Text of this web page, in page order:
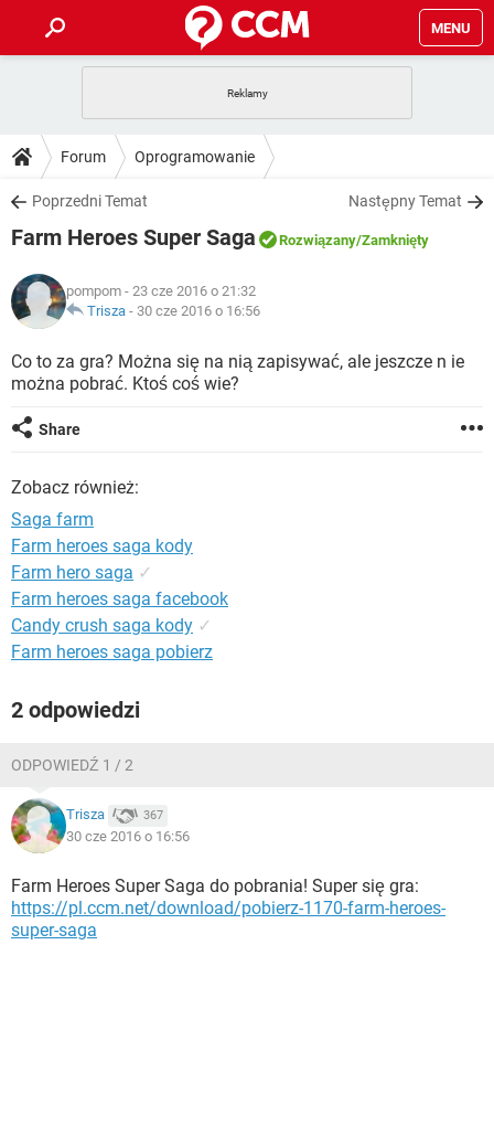
MENU
GRY WHATSAPP
SPOTIFY
INSTAGRAM FACEBOOK
WINDOWS 10
PORADY
PlayStation TIKTOK
INSTAGRAM
WINDOWS 10
DO POBRANIA
ANDROID TIKTOK
GRY
IOS
FACEBOOK
WINDOWS 10
COVID-19
GRY
SPOTIFY NETFLIX
ARTYKUŁY
TIKTOK
GRY
SPOTIFY
Forum Oprogramowanie
Poprzedni Temat Następny Temat
Farm Heroes Super Saga Rozwiązany/Zamknięty
pompom - 23 cze 2016 o 21:32
Trisza - 30 cze 2016 o 16:56
Co to za gra? Można się na nią zapisywać, ale jeszcze n ie
można pobrać. Ktoś coś wie?
Share
Zobacz również:
Saga farm
Farm heroes saga kody
Farm hero saga ✓
Farm heroes saga facebook
Candy crush saga kody ✓
Farm heroes saga pobierz
2 odpowiedzi
ODPOWIEDŹ 1 / 2
Trisza 367
30 cze 2016 o 16:56
Farm Heroes Super Saga do pobrania! Super się gra:
https://pl.ccm.net/download/pobierz-1170-farm-heroes-
super-saga